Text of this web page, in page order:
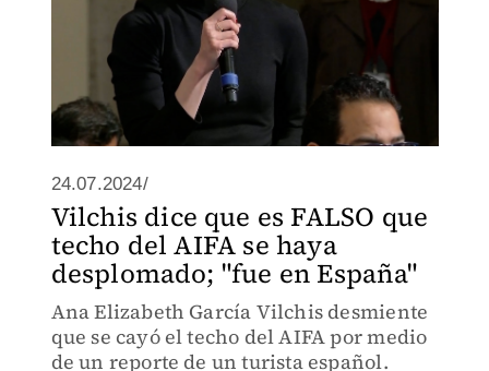
24.07.2024/
Vilchis dice que es FALSO que
techo del AIFA se haya
desplomado; "fue en España"
Ana Elizabeth García Vilchis desmiente
que se cayó el techo del AIFA por medio
de un reporte de un turista español.